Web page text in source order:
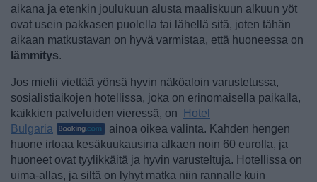
aikana ja etenkin joulukuun alusta maaliskuun alkuun yöt
ovat usein pakkasen puolella tai lähellä sitä, joten tähän
aikaan matkustavan on hyvä varmistaa, että huoneessa on
lämmitys.
Jos mielii viettää yönsä hyvin näköaloin varustetussa,
sosialistiaikojen hotellissa, joka on erinomaisella paikalla,
kaikkien palveluiden vieressä, on
Hotel
Bulgaria
ainoa oikea valinta. Kahden hengen
huone irtoaa kesäkuukausina alkaen noin 60 eurolla, ja
huoneet ovat tyylikkäitä ja hyvin varusteltuja. Hotellissa on
uima-allas, ja siltä on lyhyt matka niin rannalle kuin